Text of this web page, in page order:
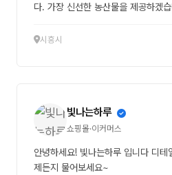
다. 가장 신선한 농산물을 제공하겠
시흥시
빛나는하루
쇼핑몰·이커머스
안녕하세요! 빛나는하루 입니다 디
제든지 물어보세요~